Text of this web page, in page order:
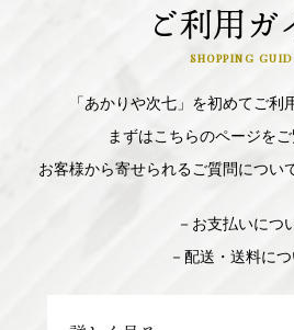
ご利用ガ
SHOPPING
「あかりや次七」を初めてご利
まずはこちらのページをご
お客様から寄せられるご質問につい
－お支払いにつ
－配送・送料に